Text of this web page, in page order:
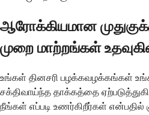
ஆரோக்கியமான
முறை மாற்றங்கள்
உங்கள் தினசரி பழக்கவழக்கங்கள்
சக்திவாய்ந்த தாக்கத்தை
நீங்கள் எப்படி உணர்கிறீர்கள் என்பதில்